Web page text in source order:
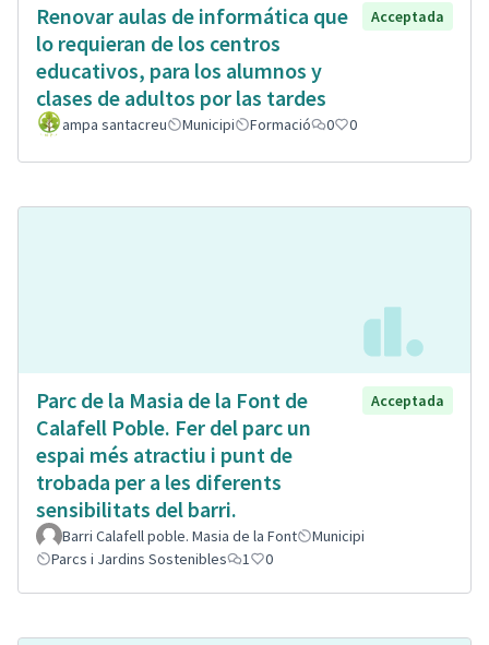
Renovar aulas de informática que
lo requieran de los centros
educativos, para los alumnos y
clases de adultos por las tardes
Acceptada
ampa santacreu Municipi Formació 0 0
Parc de la Masia de la Font de
Calafell Poble. Fer del parc un
espai més atractiu i punt de
trobada per a les diferents
sensibilitats del barri.
Acceptada
Barri Calafell poble. Masia de la Font
Municipi
Parcs i Jardins Sostenibles
1 0